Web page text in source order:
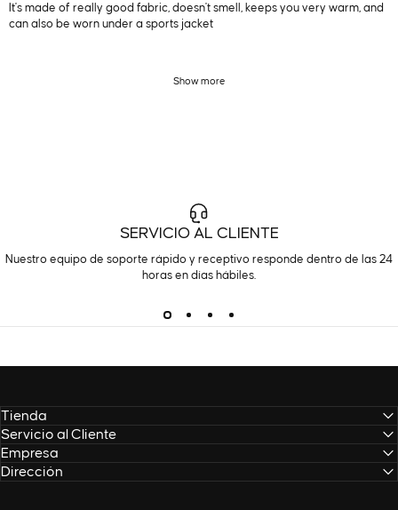
It's made of really good fabric, doesn't smell, keeps you very warm, and
can also be worn under a sports jacket
Show more
SERVICIO AL CLIENTE
Nuestro equipo de soporte rápido y receptivo responde dentro de las 24
horas en días hábiles.
Tienda
Servicio al Cliente
Empresa
Dirección